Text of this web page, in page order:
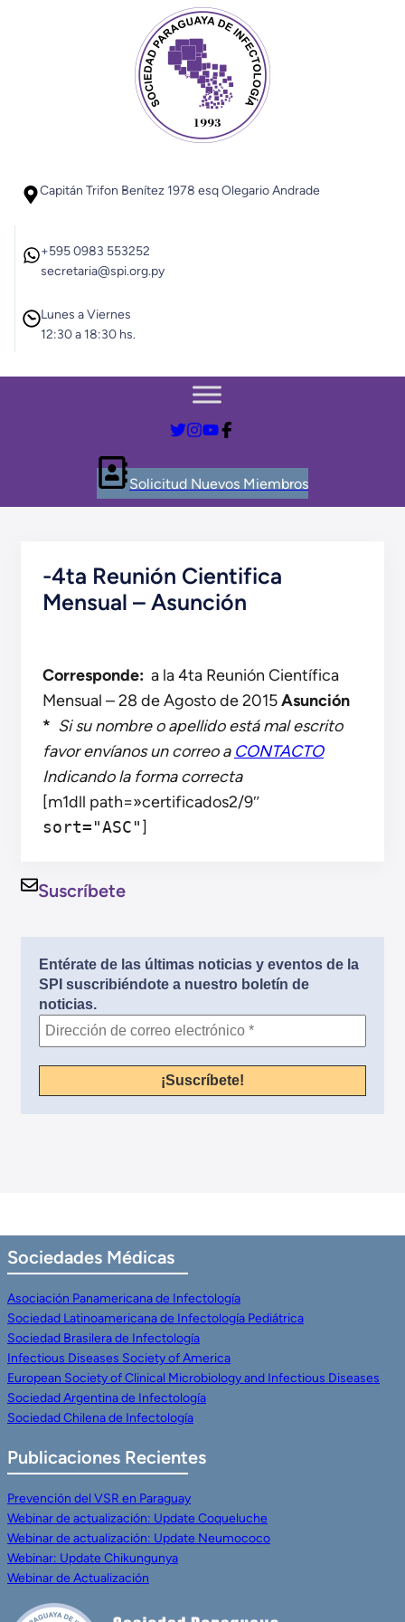
Capitán Trifon Benítez 1978 esq Olegario Andrade
+595 0983 553252
secretaria@spi.org.py
Lunes a Viernes
12:30 a 18:30 hs.
Solicitud Nuevos Miembros
-4ta Reunión Cientifica
Mensual – Asunción
Corresponde: a la 4ta Reunión Científica
Mensual – 28 de Agosto de 2015Asunción
* Si su nombre o apellido está mal escrito
favor envíanos un correo a CONTACTO
Indicando la forma correcta
[m1dll path=»certificados2/9″
sort="ASC"]
Suscríbete
Entérate de las últimas noticias y eventos de la
SPI suscribiéndote a nuestro boletín de
noticias.
Sociedades Médicas
Asociación Panamericana de Infectología
Sociedad Latinoamericana de Infectología Pediátrica
Sociedad Brasilera de Infectología
Infectious Diseases Society of America
European Society of Clinical Microbiology and Infectious Diseases
Sociedad Argentina de Infectología
Sociedad Chilena de Infectología
Publicaciones Recientes
Prevención del VSR en Paraguay
Webinar de actualización: Update Coqueluche
Webinar de actualización: Update Neumococo
Webinar: Update Chikungunya
Webinar de Actualización